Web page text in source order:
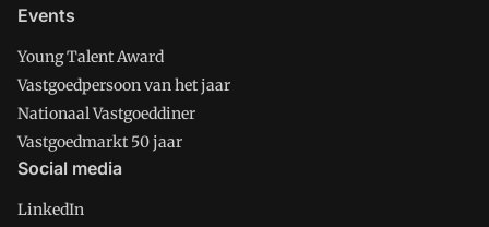
Events
Young Talent Award
Vastgoedpersoon van het jaar
Nationaal Vastgoeddiner
Vastgoedmarkt 50 jaar
Social media
LinkedIn